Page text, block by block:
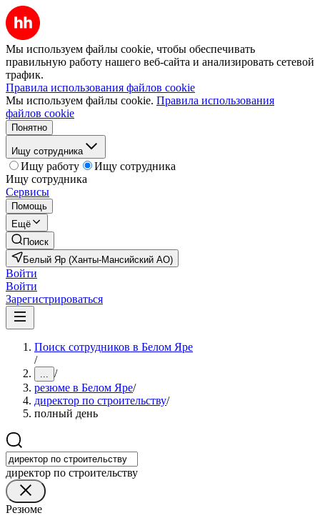
Мы используем файлы cookie, чтобы обеспечивать
правильную работу нашего веб-сайта и анализировать сетевой
трафик.
Правила использования файлов cookie
Мы используем файлы cookie. Правила использования
файлов cookie
Понятно
Ищу сотрудника
Ищу работу
Ищу сотрудника
Ищу сотрудника
Сервисы
Помощь
Ещё
Поиск
Белый Яр (Ханты-Мансийский АО)
Войти
Войти
Зарегистрироваться
Поиск сотрудников в Белом Яре
/
... /
резюме в Белом Яре/
директор по строительству/
полный день
директор по строительству
Резюме